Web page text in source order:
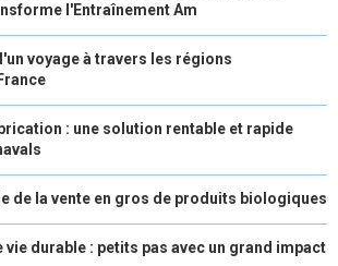
l'Entraînement Am
voyage à travers les régions
: une solution rentable et rapide
de la vente en gros de produits biologiques
durable : petits pas avec un grand impact